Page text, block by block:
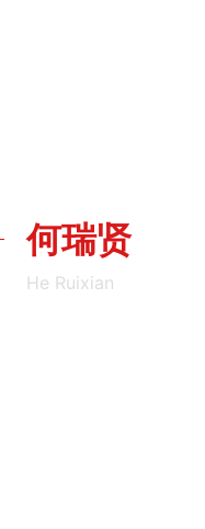
何瑞贤
He Ruixian